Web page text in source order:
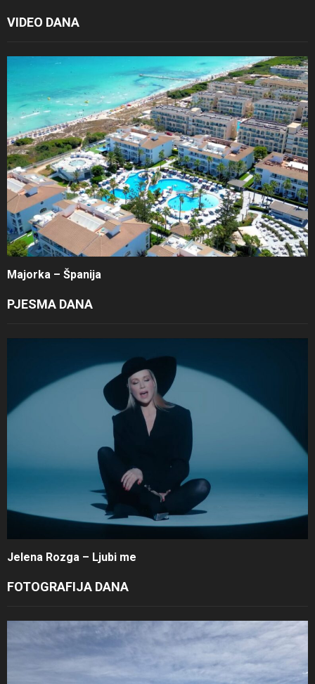
VIDEO DANA
Majorka – Španija
PJESMA DANA
Jelena Rozga – Ljubi me
FOTOGRAFIJA DANA